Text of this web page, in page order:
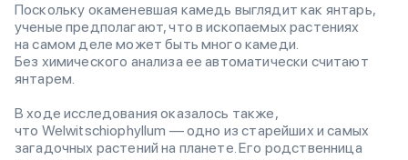
Поскольку окаменевшая камедь выглядит как янтарь,
ученые предполагают, что в ископаемых растениях
на самом деле может быть много камеди.
Без химического анализа ее автоматически считают
янтарем.
В ходе исследования оказалось также,
что Welwitschiophyllum — одно из старейших и самых
загадочных растений на планете. Его родственница